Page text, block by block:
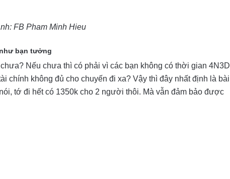
FB Pham Minh Hieu
bạn tưởng
Nếu chưa thì có phải vì các bạn không có thời gian 4N3D
chính không đủ cho chuyến đi xa? Vậy thì đây nhất định là bài
tớ đi hết có 1350k cho 2 người thôi. Mà vẫn đảm bảo được